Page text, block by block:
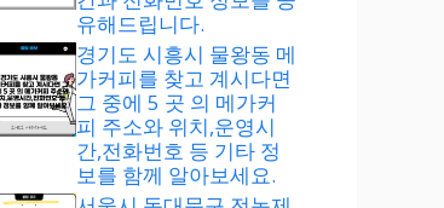
유해드립니다.
경기도 시흥시 물왕동 메
가커피를 찾고 계시다면
그 중에 5 곳 의 메가커
피 주소와 위치,운영시
간,전화번호 등 기타 정
보를 함께 알아보세요.